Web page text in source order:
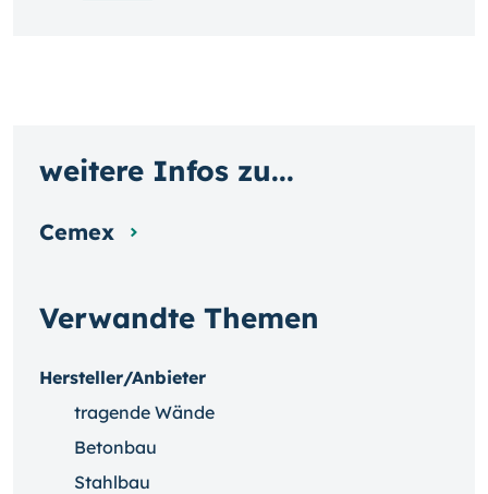
Verwandte Themen
Hersteller/Anbieter
tragende Wände
Betonbau
Stahlbau
weitere Infos zu...
Cemex